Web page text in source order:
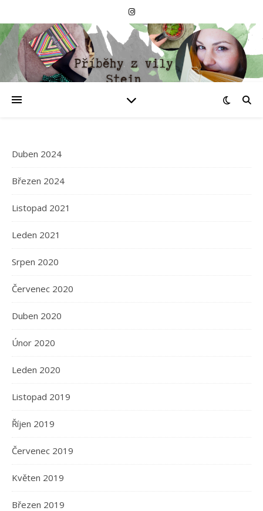
Duben 2024
Březen 2024
Listopad 2021
Leden 2021
Srpen 2020
Červenec 2020
Duben 2020
Únor 2020
Leden 2020
Listopad 2019
Říjen 2019
Červenec 2019
Květen 2019
Březen 2019